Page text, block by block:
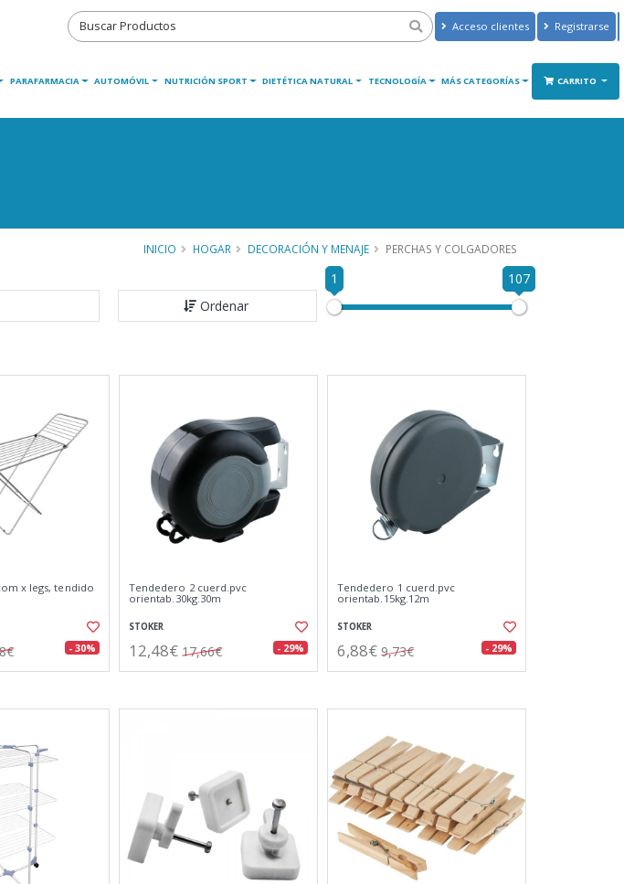
Acceso clientes Registrarse
PARAFARMACIA AUTOMÓVIL NUTRICIÓN SPORT DIETÉTICA NATURAL TECNOLOGÍA MÁS CATEGORÍAS CARRITO
INICIO HOGAR DECORACIÓN Y MENAJE PERCHAS Y COLGADORES
Ordenar
1 107
x legs, tendido
- 30%
Tendedero 2 cuerd.pvc
orientab.30kg.30m
STOKER
12,48€ 17,66€ - 29%
Tendedero 1 cuerd.pvc
orientab.15kg.12m
STOKER
6,88€ 9,73€ - 29%